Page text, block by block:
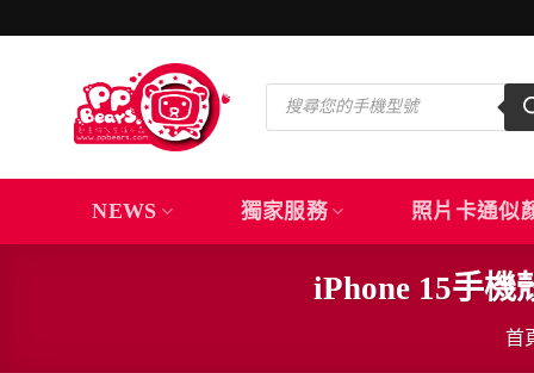
Products
search
NEWS 獨家服務 照片卡通似
iPhone 15手機
首